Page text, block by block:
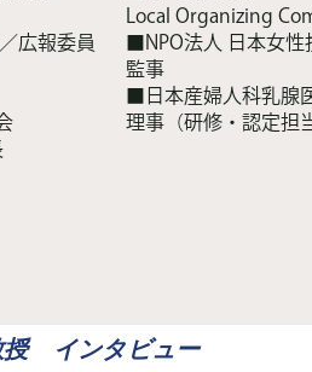
広報委員
Local Organizing
■NPO法人 日本女性
監事
■日本産婦人科乳腺
理事（研修・認定担
授 インタビュー